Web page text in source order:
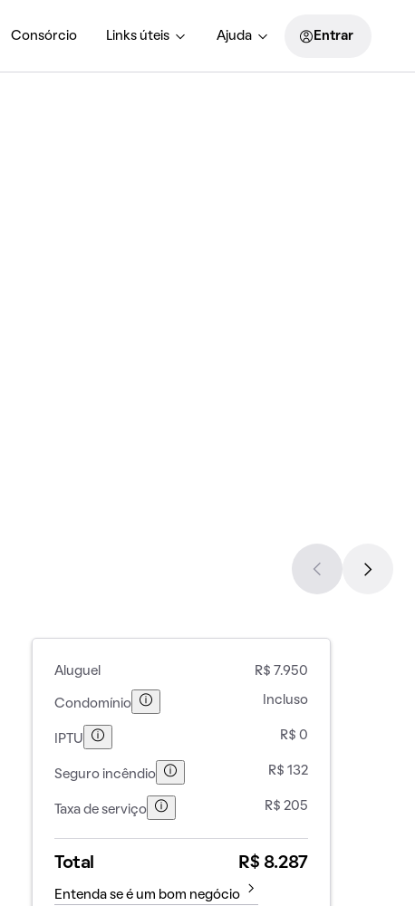
Consórcio Links úteis Ajuda Entrar
Aluguel R$ 7.950
Condomínio Incluso
IPTU R$ 0
Seguro incêndio R$ 132
Taxa de serviço R$ 205
Total R$ 8.287
Entenda se é um bom negócio